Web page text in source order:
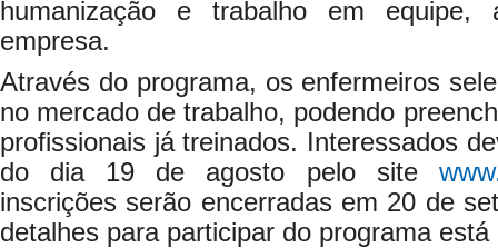
humanização e trabalho em equipe,
empresa.
Através do programa, os enfermeiros
no mercado de trabalho, podendo
profissionais já treinados. Interessados
do dia 19 de agosto pelo site
inscrições serão encerradas em 20 de
detalhes para participar do programa